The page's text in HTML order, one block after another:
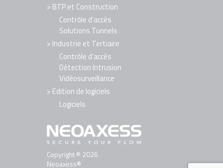
BTP et Construction
Contrôle d’accès
Solutions Tunnels
Industrie et Tertiaire
Contrôle d’accès
Détection Intrusion
Vidéosurveillance
Edition de logiciels
Logiciels
Copyright © 2026
Neoaxess®